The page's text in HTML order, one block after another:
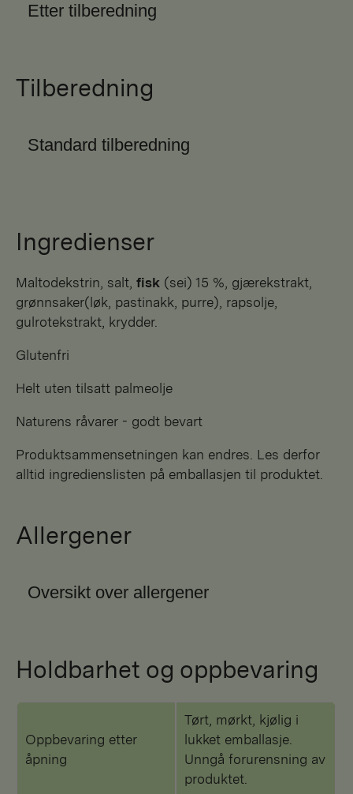
Etter tilberedning
Tilberedning
Standard tilberedning
Ingredienser
maltodekstrin, salt,fisk (sei) 15 %, gjærekstrakt,
grønnsaker(løk, pastinakk, purre), rapsolje,
gulrotekstrakt, krydder.
Glutenfri
Helt uten tilsatt palmeolje
Naturens råvarer - godt bevart
Produktsammensetningen kan endres. Les derfor
alltid ingredienslisten på emballasjen til produktet.
Allergener
Oversikt over allergener
Holdbarhet og oppbevaring
Oppbevaring etter
åpning
Tørt, mørkt, kjølig i
lukket emballasje.
Unngå forurensning av
produktet.